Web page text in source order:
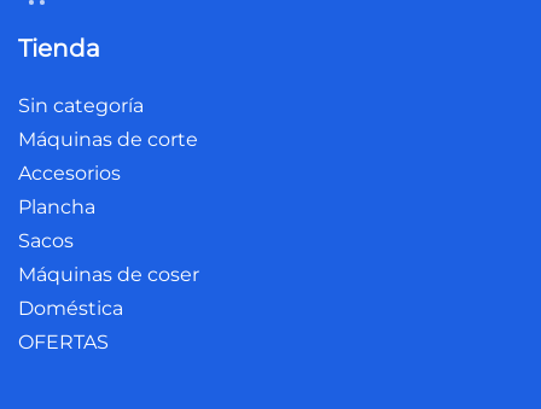
Tienda
Sin categoría
Máquinas de corte
Accesorios
Plancha
Sacos
Máquinas de coser
Doméstica
OFERTAS